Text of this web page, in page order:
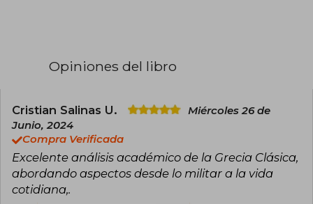
Opiniones del libro
Cristian Salinas U.
Miércoles 26 de
Junio, 2024
Compra Verificada
Excelente análisis académico de la Grecia Clásica,
abordando aspectos desde lo militar a la vida
cotidiana,.